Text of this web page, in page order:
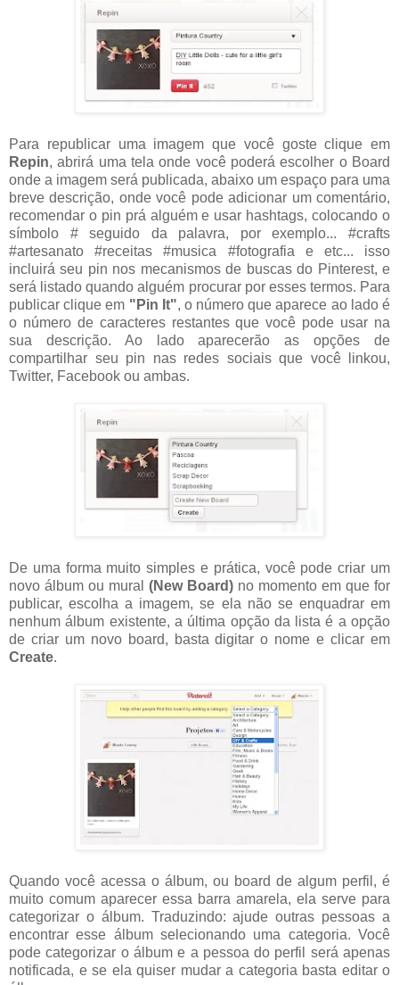
Para republicar uma imagem que você goste clique em
Repin, abrirá uma tela onde você poderá escolher o Board
onde a imagem será publicada, abaixo um espaço para uma
breve descrição, onde você pode adicionar um comentário,
recomendar o pin prá alguém e usar hashtags, colocando o
símbolo # seguido da palavra, por exemplo... #crafts
#artesanato #receitas #musica #fotografia e etc... isso
incluirá seu pin nos mecanismos de buscas do Pinterest, e
será listado quando alguém procurar por esses termos. Para
publicar clique em "Pin It", o número que aparece ao lado é
o número de caracteres restantes que você pode usar na
sua descrição. Ao lado aparecerão as opções de
compartilhar seu pin nas redes sociais que você linkou,
Twitter, Facebook ou ambas.
De uma forma muito simples e prática, você pode criar um
novo álbum ou mural (New Board) no momento em que for
publicar, escolha a imagem, se ela não se enquadrar em
nenhum álbum existente, a última opção da lista é a opção
de criar um novo board, basta digitar o nome e clicar em
Create.
Quando você acessa o álbum, ou board de algum perfil, é
muito comum aparecer essa barra amarela, ela serve para
categorizar o álbum. Traduzindo: ajude outras pessoas a
encontrar esse álbum selecionando uma categoria. Você
pode categorizar o álbum e a pessoa do perfil será apenas
notificada, e se ela quiser mudar a categoria basta editar o